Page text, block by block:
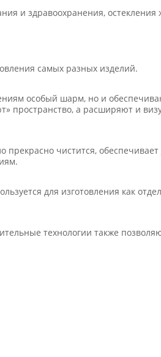
и здравоохранения,
самых разных изделий.
особый шарм, но и
пространство, а расширяют и
прекрасно чистится,
для изготовления как
технологии также